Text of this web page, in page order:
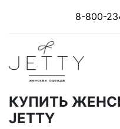
8-800-
КУПИТЬ
JETTY